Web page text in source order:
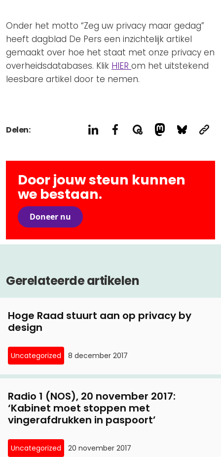
PSD2-me-niet
SpecifiekeToestemming.nl
Contact
Privacybeleid
ANBI Status
Onder het motto “Zeg uw privacy maar gedag”
heeft dagblad De Pers een inzichtelijk artikel
gemaakt over hoe het staat met onze privacy en
overheidsdatabases. Klik HIER om het uitstekend
leesbare artikel door te nemen.
Delen:
Door jouw steun kunnen
we bestaan.
Doneer nu
Gerelateerde artikelen
Hoge Raad stuurt aan op privacy by
design
Uncategorized 8 december 2017
Radio 1 (NOS), 20 november 2017:
‘Kabinet moet stoppen met
vingerafdrukken in paspoort’
Uncategorized 20 november 2017